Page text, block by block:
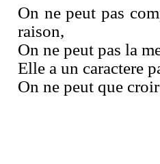
On ne peut pas
raison,
On ne peut pas la
Elle a un caractere
On ne peut que